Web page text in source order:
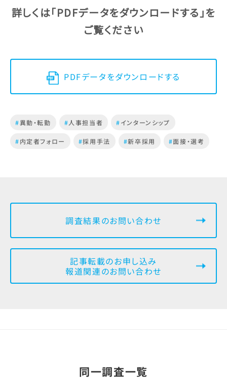
詳しくは「PDFデータをダウンロードする」を
ご覧ください
PDFデータをダウンロードする
#異動・転勤 #人事担当者 #インターンシップ
#内定者フォロー #採用手法 #新卒採用 #面接・選考
調査結果のお問い合わせ
記事転載のお申し込み
報道関連のお問い合わせ
同一調査一覧